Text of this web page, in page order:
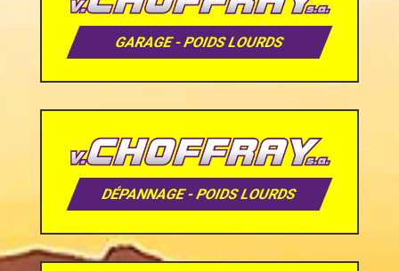
GARAGE - POIDS LOURDS
DÉPANNAGE - POIDS LOURDS